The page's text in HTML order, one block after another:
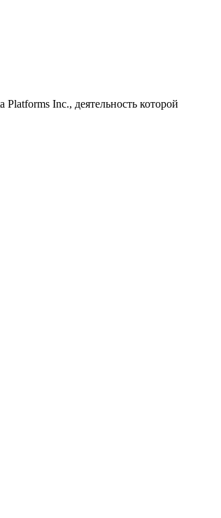
Inc., деятельность которой